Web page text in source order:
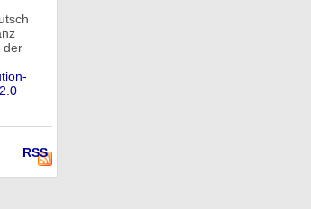
der
RSS